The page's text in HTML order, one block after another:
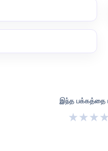
இந்த பக்கத்தை
★★★★